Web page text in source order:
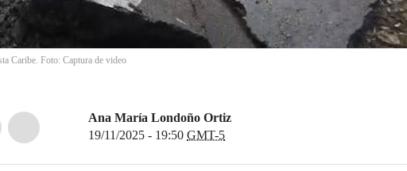
Caribe. Foto: Captura de video
Ana María Londoño Ortiz
19/11/2025 - 19:50 GMT-5